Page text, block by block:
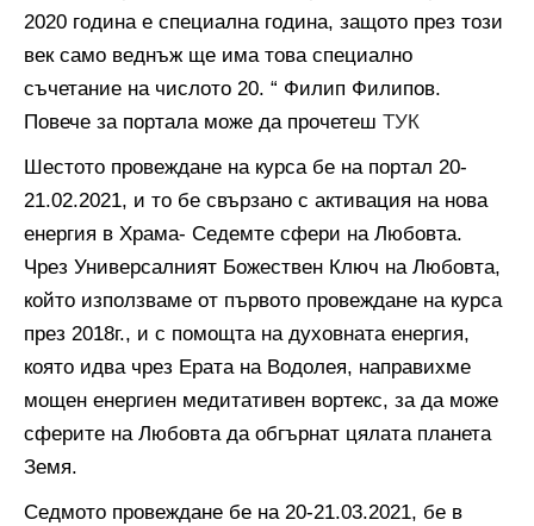
2020 година е специална година, защото през този
век само веднъж ще има това специално
съчетание на числото 20. “ Филип Филипов.
Повече за портала може да прочетеш ТУК
Шестото провеждане на курса бе на портал 20-
21.02.2021, и то бе свързано с активация на нова
енергия в Храма- Седемте сфери на Любовта.
Чрез Универсалният Божествен Ключ на Любовта,
който използваме от първото провеждане на курса
през 2018г., и с помощта на духовната енергия,
която идва чрез Ерата на Водолея, направихме
мощен енергиен медитативен вортекс, за да може
сферите на Любовта да обгърнат цялата планета
Земя.
Седмото провеждане бе на 20-21.03.2021, бе в